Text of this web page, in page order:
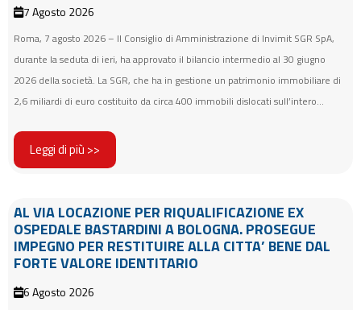
7 Agosto 2026
Roma, 7 agosto 2026 – Il Consiglio di Amministrazione di Invimit SGR SpA,
durante la seduta di ieri, ha approvato il bilancio intermedio al 30 giugno
2026 della società. La SGR, che ha in gestione un patrimonio immobiliare di
2,6 miliardi di euro costituito da circa 400 immobili dislocati sull’intero...
Leggi di più >>
AL VIA LOCAZIONE PER RIQUALIFICAZIONE EX
OSPEDALE BASTARDINI A BOLOGNA. PROSEGUE
IMPEGNO PER RESTITUIRE ALLA CITTA’ BENE DAL
FORTE VALORE IDENTITARIO
6 Agosto 2026